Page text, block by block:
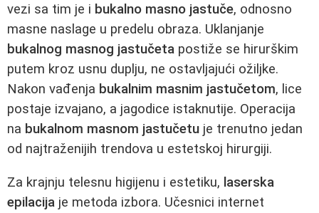
vezi sa tim je i bukalno masno jastuče, odnosno
masne naslage u predelu obraza. Uklanjanje
bukalnog masnog jastučeta postiže se hirurškim
putem kroz usnu duplju, ne ostavljajući ožiljke.
Nakon vađenja bukalnim masnim jastučetom, lice
postaje izvajano, a jagodice istaknutije. Operacija
na bukalnom masnom jastučetu je trenutno jedan
od najtraženijih trendova u estetskoj hirurgiji.
Za krajnju telesnu higijenu i estetiku, laserska
epilacija je metoda izbora. Učesnici internet